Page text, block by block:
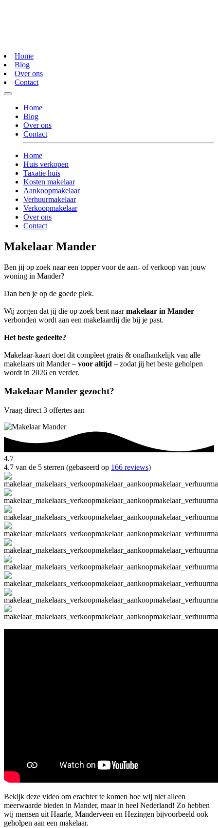
Home
Blog
Over ons
Contact
Home
Blog
Over ons
Contact
Home
Huis verkopen
Taxatie huis
Kosten makelaar
Aankoopmakelaar
Verhuurmakelaar
Verkoopmakelaar
Over ons
Contact
Makelaar Mander
Ben jij op zoek naar een topper voor de aan- of verkoop van jouw
woning in Mander?
Dan ben je op de goede plek.
Wij zorgen dat jij die op zoek bent naarmakelaar in Mander
verbonden wordt aan een makelaardij die bij je past.
Het beste gedeelte?
Makelaar-kaart doet dit compleet gratis & onafhankelijk van alle
makelaars uit Mander – voor altijd – zodat jij het beste geholpen
wordt in 2026 en verder.
Makelaar Mander gezocht?
Vraag direct 3 offertes aan
4.7
4.7 van de 5 sterren (gebaseerd op 166 reviews)
Bekijk deze video om erachter te komen hoe wij niet alleen
meerwaarde bieden in Mander, maar in heel Nederland! Zo hebben
wij mensen uit Haarle, Manderveen en Hezingen bijvoorbeeld ook
geholpen aan een makelaar.